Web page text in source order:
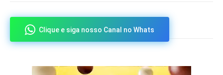
Clique e siga nosso Canal no Whats